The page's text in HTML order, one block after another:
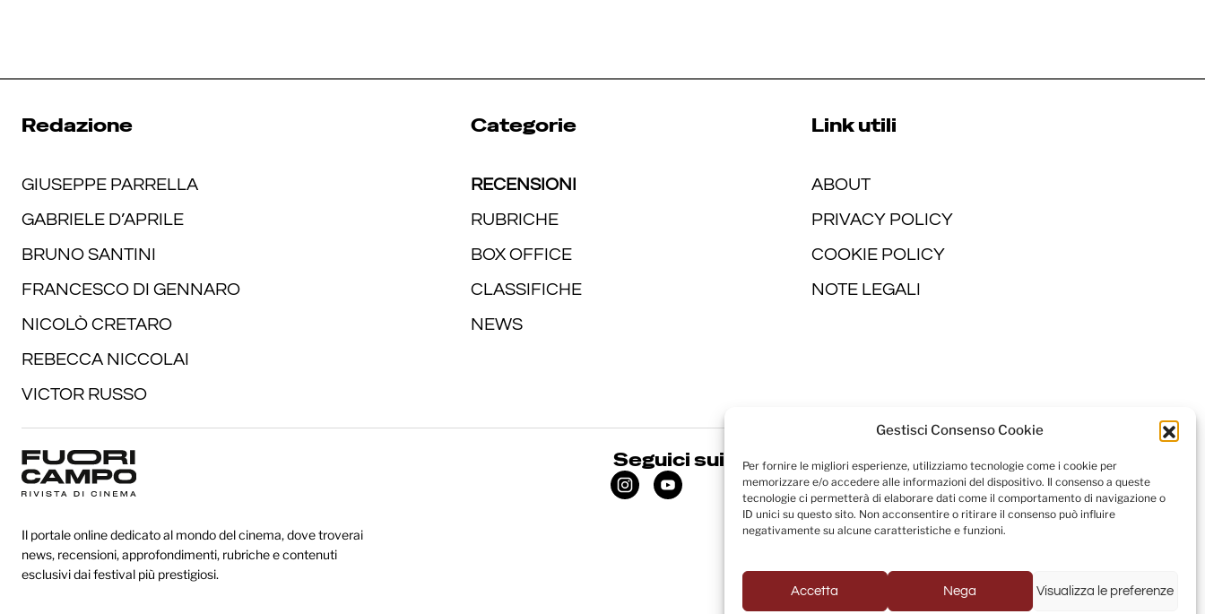
Gestisci Consenso Cookie
Per fornire le migliori esperienze, utilizziamo tecnologie come i cookie per
memorizzare e/o accedere alle informazioni del dispositivo. Il consenso a queste
tecnologie ci permetterà di elaborare dati come il comportamento di navigazione o
ID unici su questo sito. Non acconsentire o ritirare il consenso può influire
negativamente su alcune caratteristiche e funzioni.
Accetta Nega Visualizza le preferenze
Il portale online dedicato al mondo del cinema, dove troverai
news, recensioni, approfondimenti, rubriche e contenuti
esclusivi dai festival più prestigiosi.
Redazione
GIUSEPPE PARRELLA
GABRIELE D’APRILE
BRUNO SANTINI
FRANCESCO DI GENNARO
NICOLÒ CRETARO
REBECCA NICCOLAI
VICTOR RUSSO
Categorie
RECENSIONI
RUBRICHE
BOX OFFICE
CLASSIFICHE
NEWS
Link utili
ABOUT
PRIVACY POLICY
COOKIE POLICY
NOTE LEGALI
Seguici sui social